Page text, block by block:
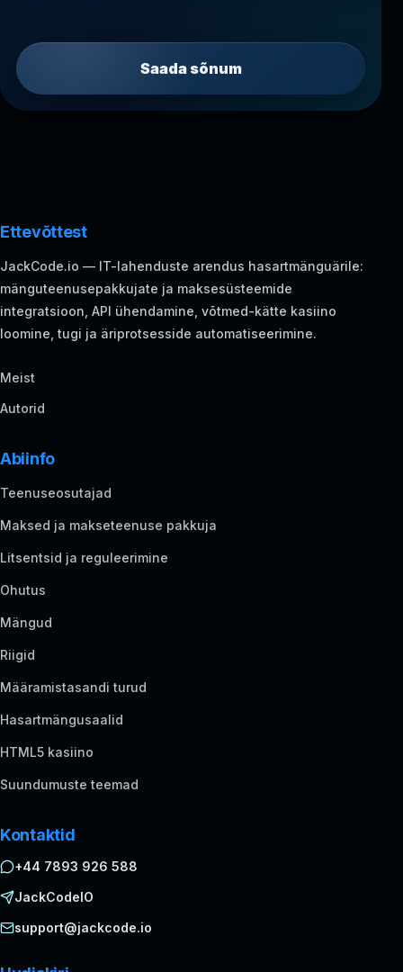
Saada sõnum
Ettevõttest
JackCode.io — IT-lahenduste arendus hasartmänguärile:
mänguteenusepakkujate ja maksesüsteemide
integratsioon, API ühendamine, võtmed-kätte kasiino
loomine, tugi ja äriprotsesside automatiseerimine.
Meist
Autorid
Abiinfo
Teenuseosutajad
Maksed ja makseteenuse pakkuja
Litsentsid ja reguleerimine
Ohutus
Mängud
Riigid
Määramistasandi turud
Hasartmängusaalid
HTML5 kasiino
Suundumuste teemad
Kontaktid
+44 7893 926 588
JackCodeIO
support@jackcode.io